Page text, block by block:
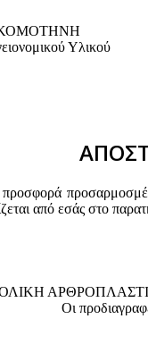
ΚΟΜΟΤΗΝΗ
Υλικού
από εσάς στο
Οι